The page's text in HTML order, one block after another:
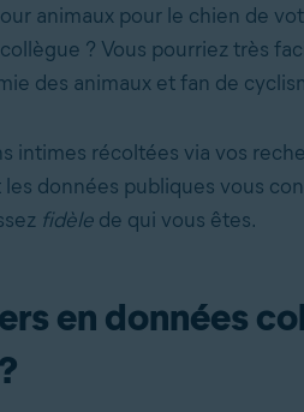
animaux pour le chien de
? Vous pourriez très
des animaux et fan de
intimes récoltées via vos
données publiques vous
fidèlede qui vous êtes.
en données